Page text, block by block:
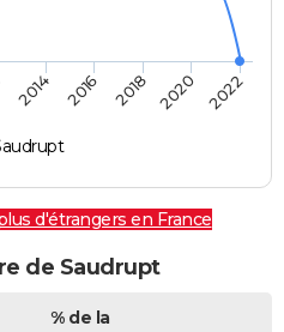
2014 2016 2018 2020 2022
d'étrangers en France
de Saudrupt
% de la